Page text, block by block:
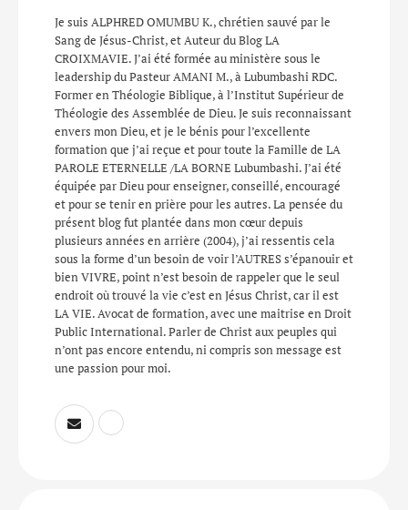
Je suis ALPHRED OMUMBU K., chrétien sauvé par le
Sang de Jésus-Christ, et Auteur du Blog LA
CROIXMAVIE. J’ai été formée au ministère sous le
leadership du Pasteur AMANI M., à Lubumbashi RDC.
Former en Théologie Biblique, à l’Institut Supérieur de
Théologie des Assemblée de Dieu. Je suis reconnaissant
envers mon Dieu, et je le bénis pour l’excellente
formation que j’ai reçue et pour toute la Famille de LA
PAROLE ETERNELLE /LA BORNE Lubumbashi. J’ai été
équipée par Dieu pour enseigner, conseillé, encouragé
et pour se tenir en prière pour les autres. La pensée du
présent blog fut plantée dans mon cœur depuis
plusieurs années en arrière (2004), j’ai ressentis cela
sous la forme d’un besoin de voir l’AUTRES s’épanouir et
bien VIVRE, point n’est besoin de rappeler que le seul
endroit où trouvé la vie c’est en Jésus Christ, car il est
LA VIE. Avocat de formation, avec une maitrise en Droit
Public International. Parler de Christ aux peuples qui
n’ont pas encore entendu, ni compris son message est
une passion pour moi.